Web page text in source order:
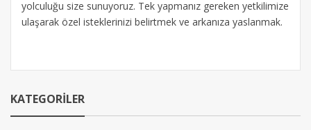
yolculuğu size sunuyoruz. Tek yapmanız gereken yetkilimize
ulaşarak özel isteklerinizi belirtmek ve arkanıza yaslanmak.
KATEGORILER